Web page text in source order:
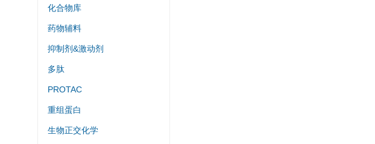
化合物库
药物辅料
抑制剂&激动剂
多肽
PROTAC
重组蛋白
生物正交化学